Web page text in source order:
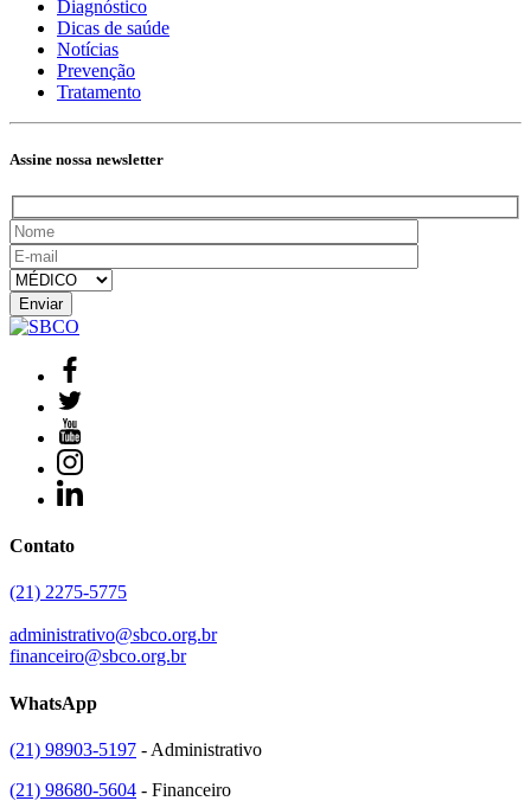
Diagnóstico
Dicas de saúde
Notícias
Prevenção
Tratamento
Assine nossa newsletter
Contato
(21) 2275-5775
administrativo@sbco.org.br
financeiro@sbco.org.br
WhatsApp
(21) 98903-5197 - Administrativo
(21) 98680-5604 - Financeiro